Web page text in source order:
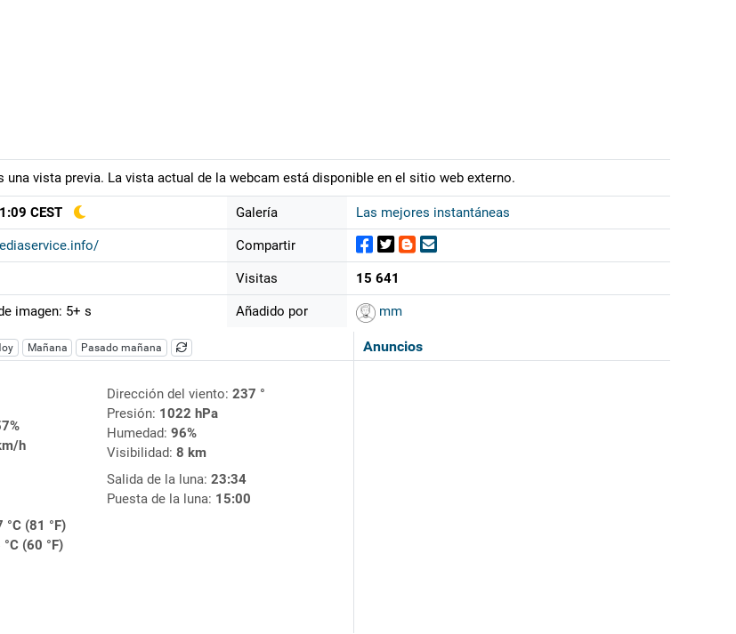
una vista previa. La vista actual de la webcam está disponible en el sitio web externo.
CEST
imagen: 5+ s
Galería Las mejores instantáneas
Compartir
Visitas 15 641
Añadido por mm
Anuncios
Mañana Pasado mañana
h
Dirección del viento: 237 °
Presión: 1022 hPa
Humedad: 96%
Visibilidad: 8 km
Salida de la luna: 23:34
Puesta de la luna: 15:00
°C (81 °F)
°C (60 °F)